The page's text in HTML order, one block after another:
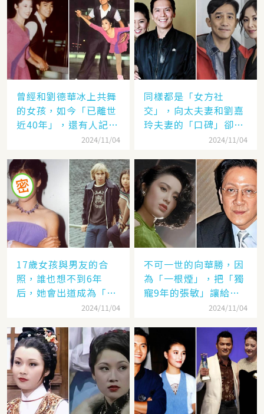
曾經和劉德華冰上共舞
的女孩，如今「已離世
近40年」，還有人記得
2024/11/04
同樣都是「女方社
交」，向太夫妻和劉嘉
玲夫妻的「口碑」卻差
太遠：聽她們對「另一
2024/11/04
17歲女孩與男友的合
照，誰也想不到6年
后，她會出道成為「香
港當紅女星」，至今都
2024/11/04
不可一世的向華勝，因
為「一根煙」，把「獨
寵9年的張敏」讓給了
2024/11/04